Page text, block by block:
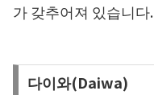
가 갖추어져 있습니다.
다이와(Daiwa)